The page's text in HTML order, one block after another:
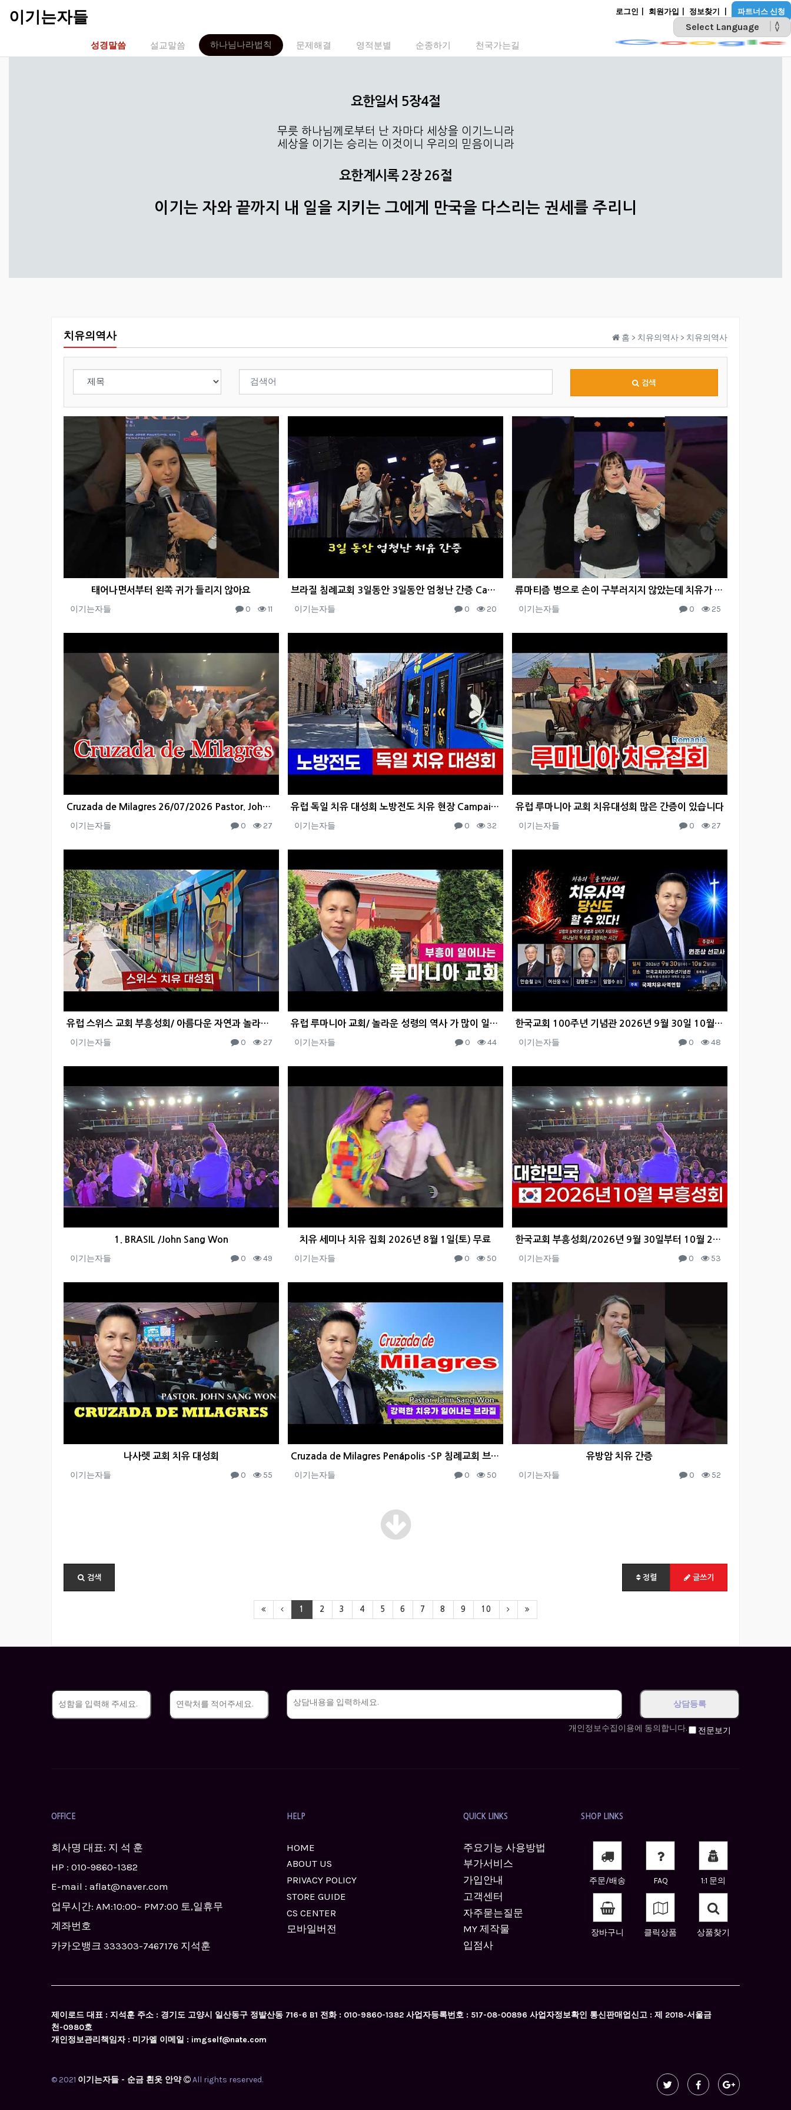
이기는자들 로그인 회원가입 정보찾기
파트너스 신청
성경말씀 설교말씀 하나님나라법칙 문제해결 영적분별 순종하기 천국가는길
요한일서 5장4절
무릇 하나님께로부터 난 자마다 세상을 이기느니라
세상을 이기는 승리는 이것이니 우리의 믿음이니라
요한계시록 2장 26절
이기는 자와 끝까지 내 일을 지키는 그에게 만국을 다스리는 권세를 주리니
홈 > 치유의역사 > 치유의역사
치유의역사
검색
태어나면서부터 왼쪽 귀가 들리지 않아요
이기는자들 0 11
브라질 침례교회 3일동안 3일동안 엄청난 간증 Campanha em Ourinhos-SP
이기는자들 0 20
류마티즘 병으로 손이 구부러지지 않았는데 치유가 되었습니다
이기는자들 0 25
Cruzada de Milagres 26/07/2026 Pastor. John Sang Won
이기는자들 0 27
유럽 독일 치유 대성회 노방전도 치유 현장 Campaign in Germany
이기는자들 0 32
유럽 루마니아 교회 치유대성회 많은 간증이 있습니다
이기는자들 0 27
유럽 스위스 교회 부흥성회/ 아름다운 자연과 놀라운 치유의 현장Campanha em Europa Suíça
이기는자들 0 27
유럽 루마니아 교회/ 놀라운 성령의 역사 가 많이 일어났습니다/Romania
이기는자들 0 44
한국교회 100주년 기념관 2026년 9월 30일 10월 1-2일 치유사역 당신도 치유할 수 있다
이기는자들 0 48
1. BRASIL /John Sang Won
이기는자들 0 49
치유 세미나 치유 집회 2026년 8월 1일{토) 무료
이기는자들 0 50
한국교회 부흥성회/2026년 9월 30일부터 10월 25일까지 집회가 있습니다
이기는자들 0 53
나사렛 교회 치유 대성회
이기는자들 0 55
Cruzada de Milagres Penápolis -SP 침례교회 브라질
이기는자들 0 50
유방암 치유 간증
이기는자들 0 52
정렬 글쓰기
검색
1 2 3 4 5 6 7 8 9 10
개인정보수집이용에 동의합니다. 전문보기
OFFICE
회사명 대표: 지 석 훈
HP : 010-9860-1382
E-mail : aflat@naver.com
업무시간: AM:10:00~ PM7:00 토,일휴무
계좌번호
카카오뱅크 333303-7467176 지석훈
HELP
HOME
ABOUT US
PRIVACY POLICY
STORE GUIDE
CS CENTER
모바일버전
QUICK LINKS
주요기능 사용방법
부가서비스
가입안내
고객센터
자주묻는질문
MY 제작물
입점사
SHOP LINKS
주문/배송 FAQ 1:1 문의
장바구니 클릭상품 상품찾기
제이로드 대표 : 지석훈 주소 : 경기도 고양시 일산동구 정발산동 716-6 B1 전화 : 010-9860-1382 사업자등록번호 : 517-08-00896 사업자정보확인 통신판매업신고 : 제 2018-서울금
천-0980호
개인정보관리책임자 : 미가엘 이메일 : imgself@nate.com
© 2021 이기는자들 - 순금 흰옷 안약 All rights reserved.